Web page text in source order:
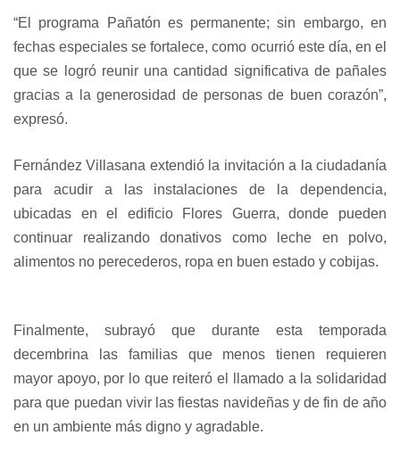
“El programa Pañatón es permanente; sin embargo, en
fechas especiales se fortalece, como ocurrió este día, en el
que se logró reunir una cantidad significativa de pañales
gracias a la generosidad de personas de buen corazón”,
expresó.
Fernández Villasana extendió la invitación a la ciudadanía
para acudir a las instalaciones de la dependencia,
ubicadas en el edificio Flores Guerra, donde pueden
continuar realizando donativos como leche en polvo,
alimentos no perecederos, ropa en buen estado y cobijas.
Finalmente, subrayó que durante esta temporada
decembrina las familias que menos tienen requieren
mayor apoyo, por lo que reiteró el llamado a la solidaridad
para que puedan vivir las fiestas navideñas y de fin de año
en un ambiente más digno y agradable.